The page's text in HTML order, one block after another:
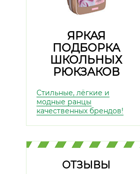
ЯРКАЯ
ПОДБОРКА
ШКОЛЬНЫХ
РЮКЗАКОВ
Стильные, лёгкие и
модные ранцы
качественных брендов!
ОТЗЫВЫ